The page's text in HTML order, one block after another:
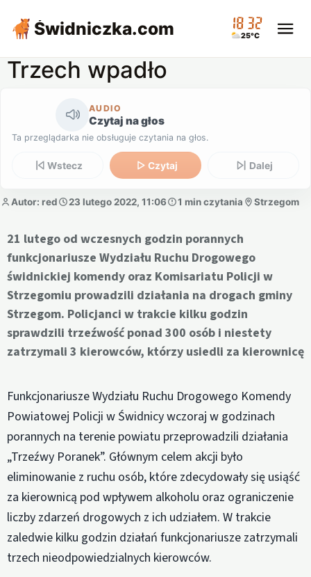
Świdniczka.com 18:32
25°C
Trzech wpadło
AUDIO
Czytaj na głos
Ta przeglądarka nie obsługuje czytania na głos.
Wstecz Czytaj Dalej
Autor: red 23 lutego 2022, 11:06 1 min czytania Strzegom
21 lutego od wczesnych godzin porannych
funkcjonariusze Wydziału Ruchu Drogowego
świdnickiej komendy oraz Komisariatu Policji w
Strzegomiu prowadzili działania na drogach gminy
Strzegom. Policjanci w trakcie kilku godzin
sprawdzili trzeźwość ponad 300 osób i niestety
zatrzymali 3 kierowców, którzy usiedli za kierownicę
Funkcjonariusze Wydziału Ruchu Drogowego Komendy
Powiatowej Policji w Świdnicy wczoraj w godzinach
porannych na terenie powiatu przeprowadzili działania
„Trzeźwy Poranek”. Głównym celem akcji było
eliminowanie z ruchu osób, które zdecydowały się usiąść
za kierownicą pod wpływem alkoholu oraz ograniczenie
liczby zdarzeń drogowych z ich udziałem. W trakcie
zaledwie kilku godzin działań funkcjonariusze zatrzymali
trzech nieodpowiedzialnych kierowców.